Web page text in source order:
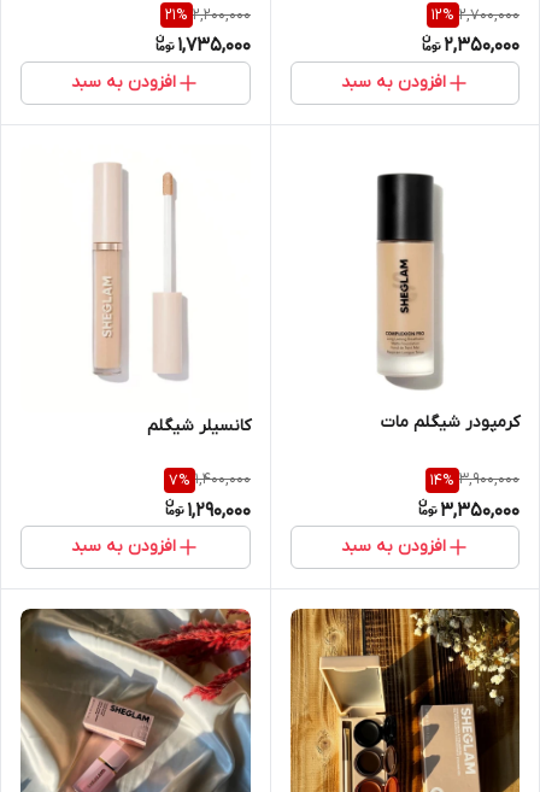
2,700,000
12%
2,350,000
افزودن به سبد
2,200,000
21%
1,735,000
افزودن به سبد
کرمپودر شیگلم مات
3,900,000
14%
3,350,000
افزودن به سبد
کانسیلر شیگلم
1,400,000
7%
1,290,000
افزودن به سبد